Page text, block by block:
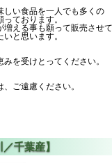
しい食品を一人でも多くの
ております。
増える事も願って販売させて
と思います。
を受けとってください。
ご遠慮ください。